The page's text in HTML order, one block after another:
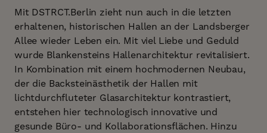
Mit DSTRCT.Berlin zieht nun auch in die letzten
erhaltenen, historischen Hallen an der Landsberger
Allee wieder Leben ein. Mit viel Liebe und Geduld
wurde Blankensteins Hallenarchitektur revitalisiert.
In Kombination mit einem hochmodernen Neubau,
der die Backsteinästhetik der Hallen mit
lichtdurchfluteter Glasarchitektur kontrastiert,
entstehen hier technologisch innovative und
gesunde Büro- und Kollaborationsflächen. Hinzu